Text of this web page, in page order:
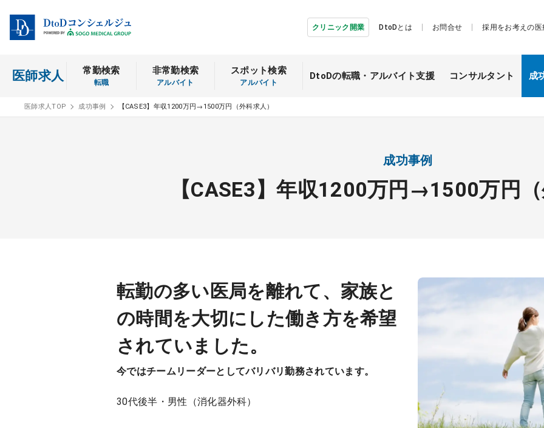
クリニック開業 DtoDとは お問合せ 採用をお考えの
医師求人 常勤検索
転職
非常勤検索
アルバイト
スポット検索
アルバイト
DtoDの転職・ アルバイト支援 コンサルタント 成
医師求人TOP 成功事例 【CASE3】年収1200万円→1500万円（外科求人）
成功事例
【CASE3】年収1200万円→1500万円
転勤の多い医局を離れて、家族と
の時間を大切にした働き方を希望
されていました。
今ではチームリーダーとしてバリバリ勤務されています。
30代後半・男性（消化器外科）